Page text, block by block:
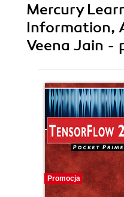
Mercury
Information,
Veena Jain -
Promocja